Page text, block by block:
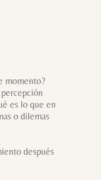
momento?
es lo que en
o dilemas
después